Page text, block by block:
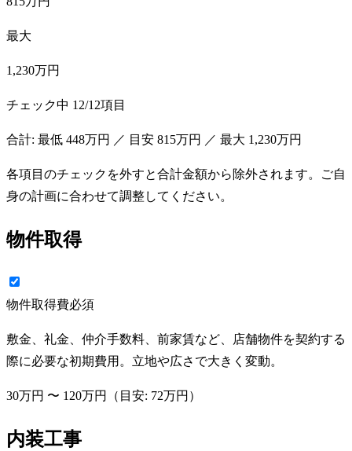
最大
1,230万円
チェック中 12/12項目
合計: 最低 448万円 ／ 目安 815万円 ／ 最大 1,230万円
各項目のチェックを外すと合計金額から除外されます。ご自
身の計画に合わせて調整してください。
物件取得
物件取得費必須
敷金、礼金、仲介手数料、前家賃など、店舗物件を契約する
際に必要な初期費用。立地や広さで大きく変動。
30万円 〜 120万円 （目安: 72万円 ）
内装工事